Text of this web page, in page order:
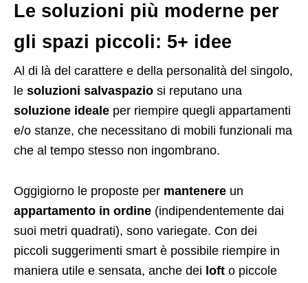
Le soluzioni più moderne per
gli spazi piccoli: 5+ idee
Al di là del carattere e della personalità del singolo,
le soluzioni salvaspazio si reputano una
soluzione ideale per riempire quegli appartamenti
e/o stanze, che necessitano di mobili funzionali ma
che al tempo stesso non ingombrano.
Oggigiorno le proposte per mantenere un
appartamento in ordine (indipendentemente dai
suoi metri quadrati), sono variegate. Con dei
piccoli suggerimenti smart è possibile riempire in
maniera utile e sensata, anche dei loft o piccole